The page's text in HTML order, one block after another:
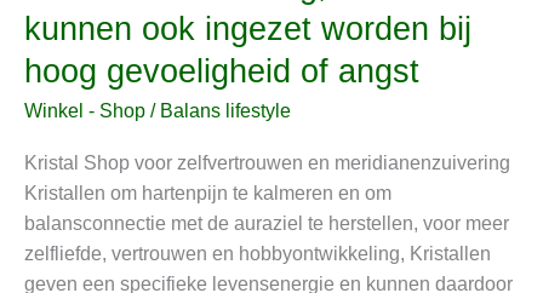
kunnen ook ingezet worden bij
hoog gevoeligheid of angst
Winkel - Shop / Balans lifestyle
Kristal Shop voor zelfvertrouwen en meridianenzuivering
Kristallen om hartenpijn te kalmeren en om
balansconnectie met de auraziel te herstellen, voor meer
zelfliefde, vertrouwen en hobbyontwikkeling, Kristallen
geven een specifieke levensenergie en kunnen daardoor
zelfvertrouwen
en
meridianenzuivering,
kristallen
ook
ingezet
worden
bij
hoog